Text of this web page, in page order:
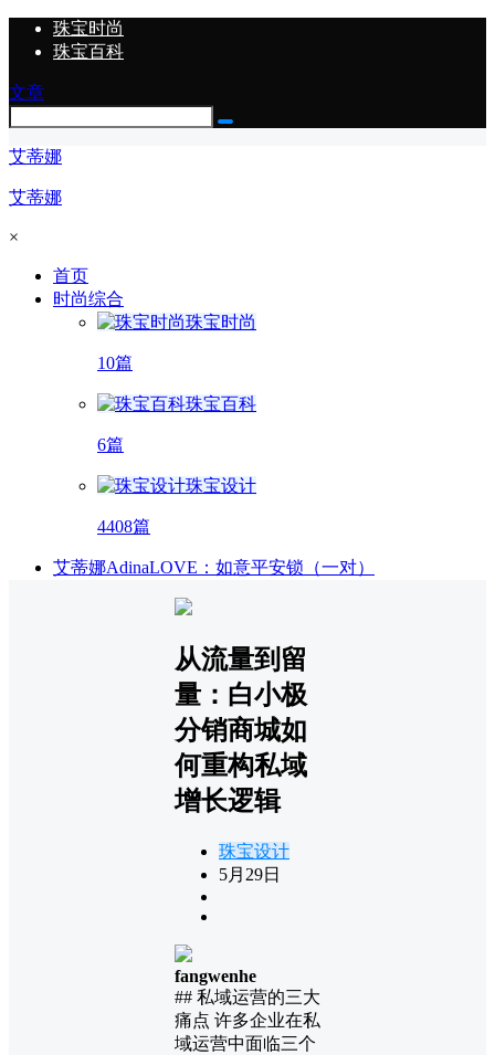
珠宝时尚
珠宝百科
文章
艾蒂娜
艾蒂娜
×
首页
时尚综合
珠宝时尚
10篇
珠宝百科
6篇
珠宝设计
4408篇
艾蒂娜AdinaLOVE：如意平安锁（一对）
从流量到留
量：白小极
分销商城如
何重构私域
增长逻辑
珠宝设计
5月29日
fangwenhe
## 私域运营的三大
痛点 许多企业在私
域运营中面临三个